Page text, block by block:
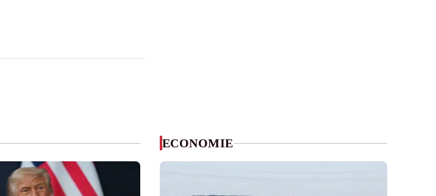
ECONOMIE